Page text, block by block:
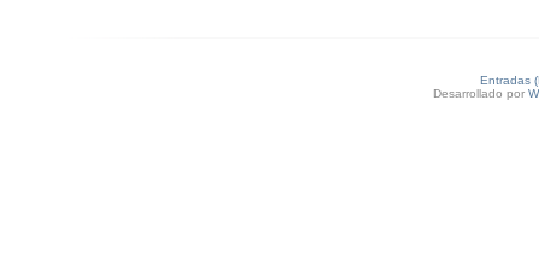
Entradas
Desarrollado por